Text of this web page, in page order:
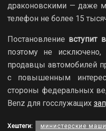
драконовскими — даже
телефон не более 15
Постановление вступит
поэтому не
продавцы автомобилей
с повышенным
стороны федеральных
Benz для госслужащих
Хештеги: министерские